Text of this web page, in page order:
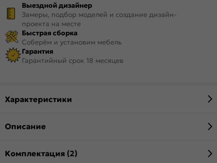
Выездной дизайнер
Замеры, подбор моделей и создание дизайн-
проекта на месте
Быстрая сборка
Соберём и установим мебель
Гарантия
Гарантийный срок 18 месяцев
Характеристики
Описание
Комплектация (2)